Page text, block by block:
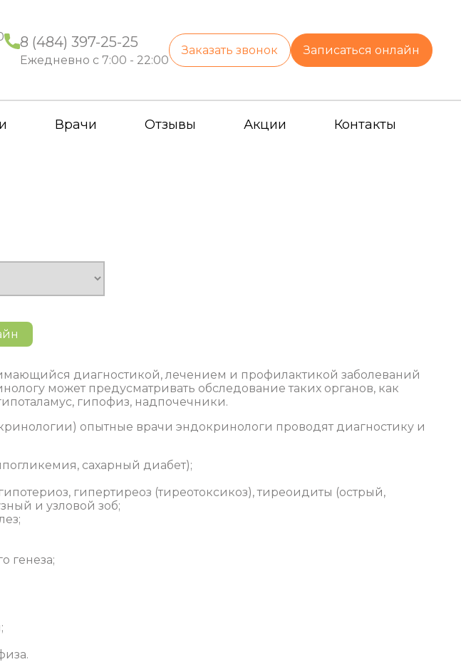
8 (484) 397-25-25
Ежедневно с 7:00 - 22:00
Заказать звонок Записаться онлайн
Врачи Отзывы Акции Контакты
диагностикой, лечением и профилактикой заболеваний
может предусматривать обследование таких органов, как
гипофиз, надпочечники.
опытные врачи эндокринологи проводят диагностику и
сахарный диабет);
гипертиреоз (тиреотоксикоз), тиреоидиты (острый,
и узловой зоб;
генеза;